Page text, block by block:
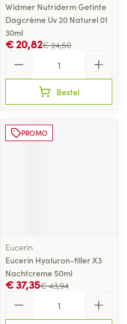
Widmer Nutriderm Getinte
Dagcrème Uv 20 Naturel 01
30ml
€ 24,50
€ 20,82
Bestel
PROMO
Eucerin
Eucerin Hyaluron-filler X3
Nachtcreme 50ml
€ 43,94
€ 37,35